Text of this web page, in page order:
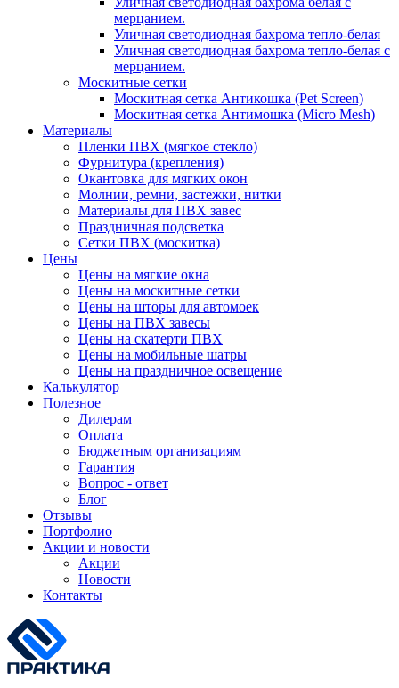
мерцанием.
Уличная светодиодная бахрома тепло-белая
Уличная светодиодная бахрома тепло-белая с
мерцанием.
Москитные сетки
Москитная сетка Антикошка (Pet Screen)
Москитная сетка Антимошка (Micro Mesh)
Материалы
Пленки ПВХ (мягкое стекло)
Фурнитура (крепления)
Окантовка для мягких окон
Молнии, ремни, застежки, нитки
Материалы для ПВХ завес
Праздничная подсветка
Сетки ПВХ (москитка)
Цены
Цены на мягкие окна
Цены на москитные сетки
Цены на шторы для автомоек
Цены на ПВХ завесы
Цены на скатерти ПВХ
Цены на мобильные шатры
Цены на праздничное освещение
Калькулятор
Полезное
Дилерам
Оплата
Бюджетным организациям
Гарантия
Вопрос - ответ
Блог
Отзывы
Портфолио
Акции и новости
Акции
Новости
Контакты